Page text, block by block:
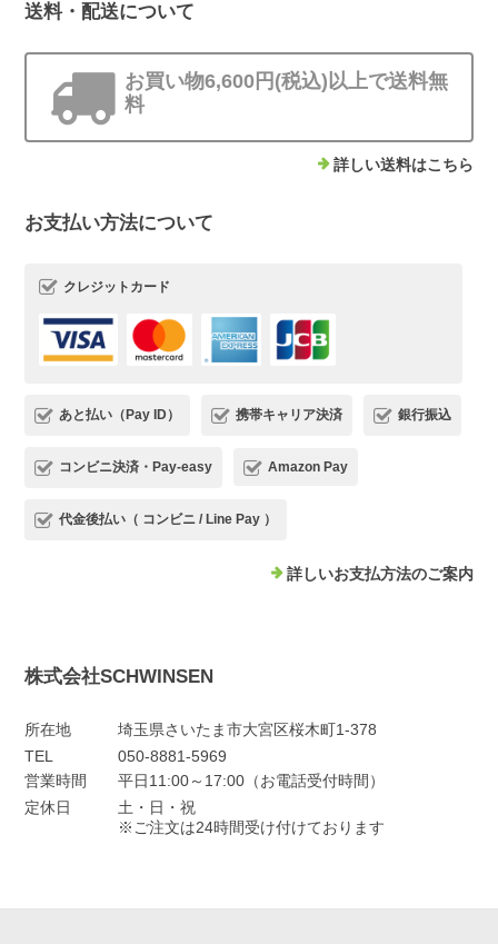
送料・配送について
お買い物6,600円(税込)以上で送料無
料
詳しい送料はこちら
お支払い方法について
クレジットカード
あと払い（Pay ID） 携帯キャリア決済 銀行振込
コンビニ決済・Pay-easy Amazon Pay
代金後払い（ コンビニ / Line Pay ）
詳しいお支払方法のご案内
株式会社SCHWINSEN
所在地
埼玉県さいたま市大宮区桜木町1-378
TEL
050-8881-5969
営業時間
平日11:00～17:00（お電話受付時間）
定休日
土・日・祝
※ご注文は24時間受け付けております